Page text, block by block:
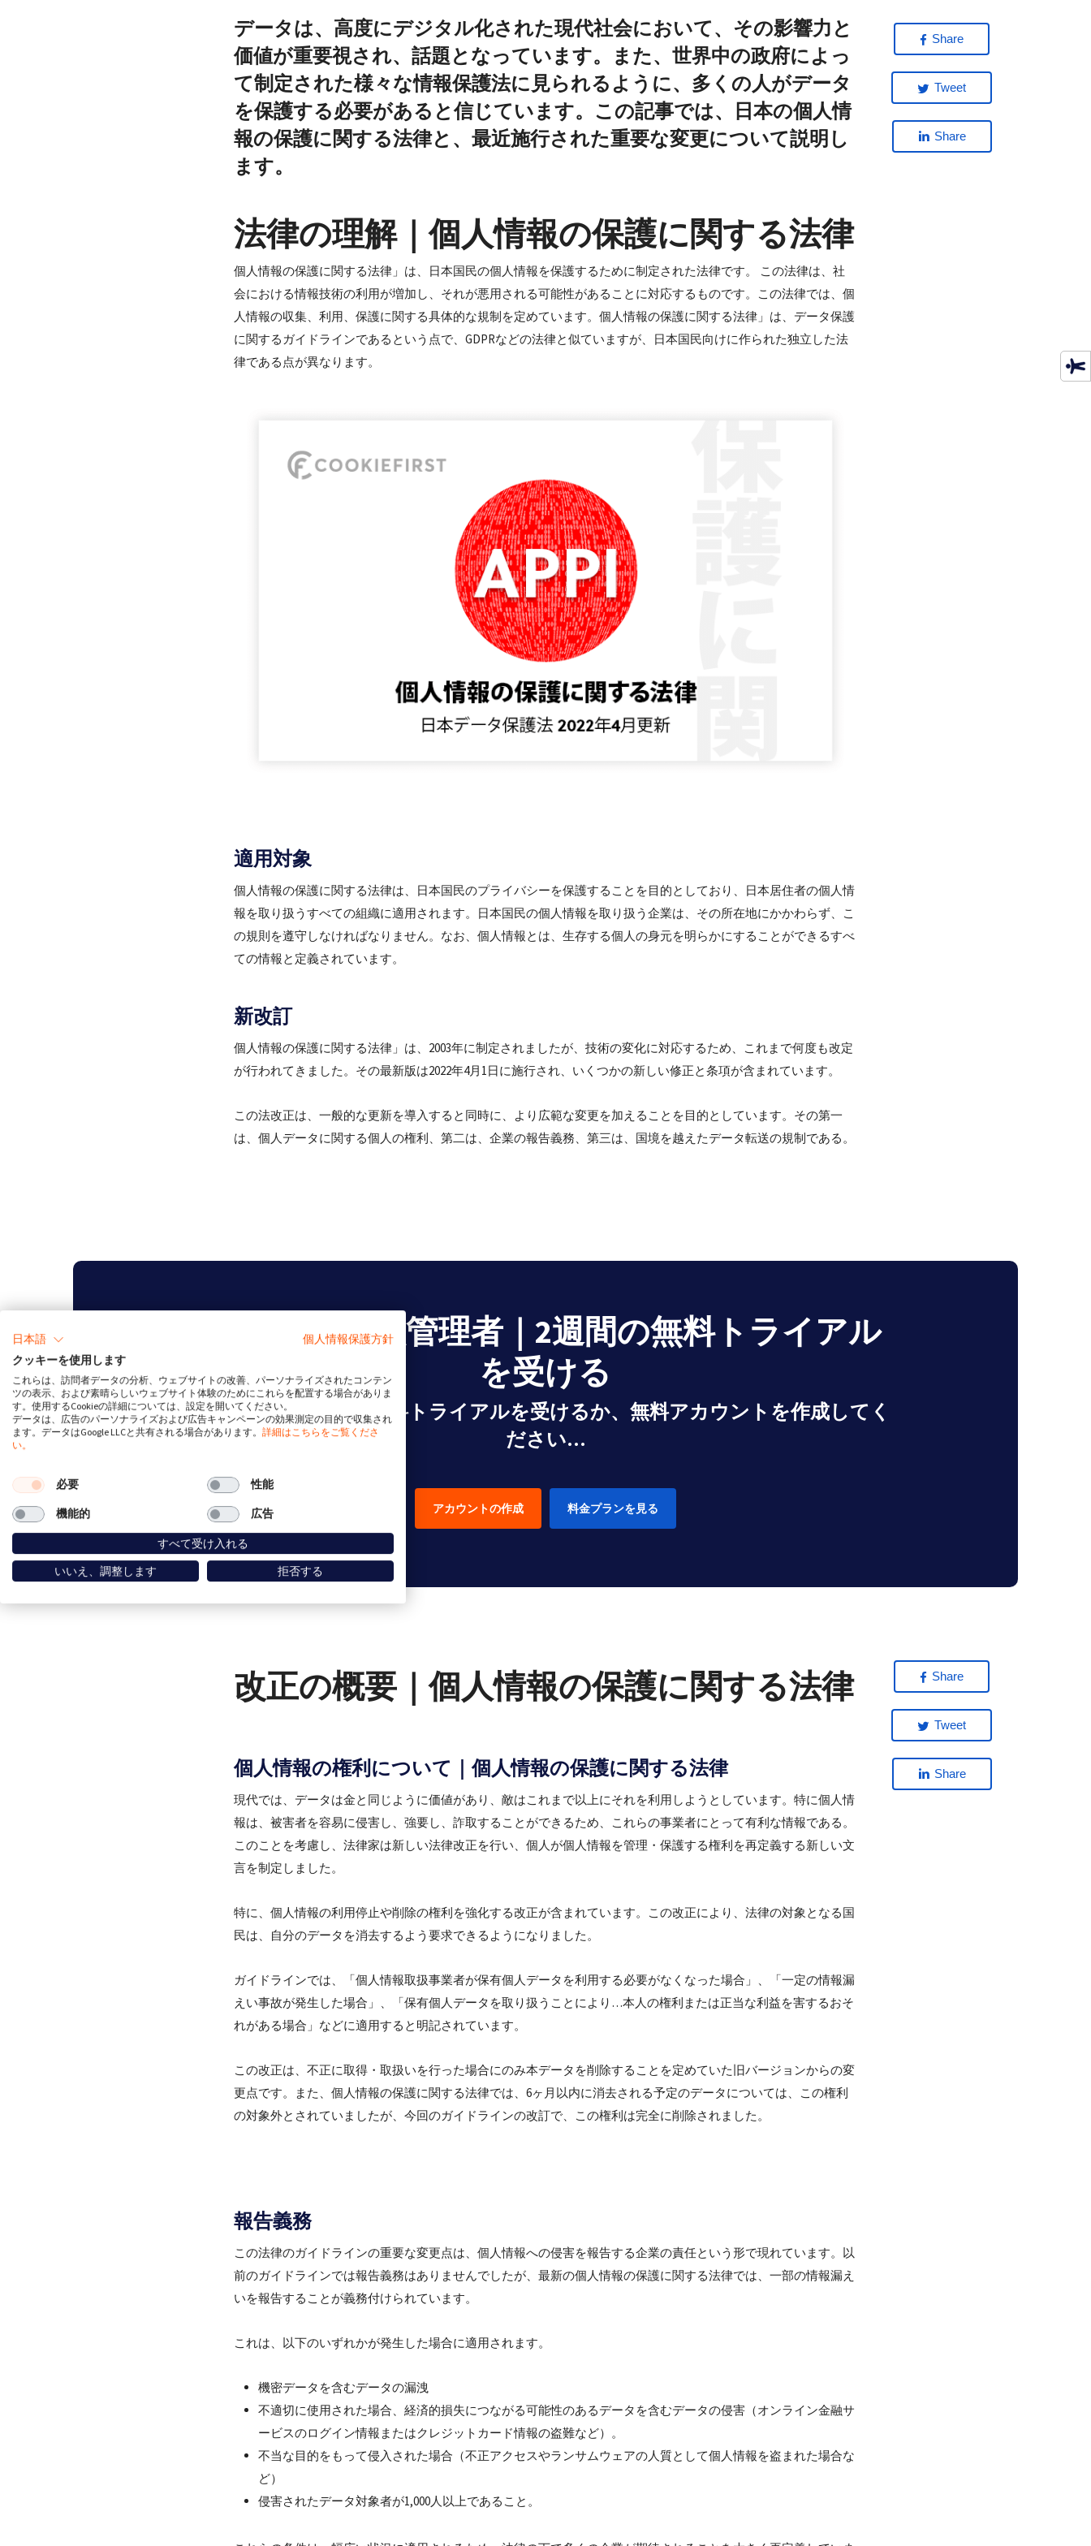
データは、高度にデジタル化された現代社会において、その影響力と
価値が重要視され、話題となっています。また、世界中の政府によっ
て制定された様々な情報保護法に見られるように、多くの人がデータ
を保護する必要があると信じています。この記事では、日本の個人情
報の保護に関する法律と、最近施行された重要な変更について説明し
ます。
法律の理解｜個人情報の保護に関する法律
個人情報の保護に関する法律」は、日本国民の個人情報を保護するために制定された法律です。 この法律は、社
会における情報技術の利用が増加し、それが悪用される可能性があることに対応するものです。この法律では、個
人情報の収集、利用、保護に関する具体的な規制を定めています。個人情報の保護に関する法律」は、データ保護
に関するガイドラインであるという点で、GDPRなどの法律と似ていますが、日本国民向けに作られた独立した法
律である点が異なります。
適用対象
個人情報の保護に関する法律は、日本国民のプライバシーを保護することを目的としており、日本居住者の個人情
報を取り扱うすべての組織に適用されます。日本国民の個人情報を取り扱う企業は、その所在地にかかわらず、こ
の規則を遵守しなければなりません。なお、個人情報とは、生存する個人の身元を明らかにすることができるすべ
ての情報と定義されています。
新改訂
個人情報の保護に関する法律」は、2003年に制定されましたが、技術の変化に対応するため、これまで何度も改定
が行われてきました。その最新版は2022年4月1日に施行され、いくつかの新しい修正と条項が含まれています。
この法改正は、一般的な更新を導入すると同時に、より広範な変更を加えることを目的としています。その第一
は、個人データに関する個人の権利、第二は、企業の報告義務、第三は、国境を越えたデータ転送の規制である。
Share
Tweet
Share
クッキー同意管理者｜2週間の無料トライアル
を受ける
有料プランの2週間無料トライアルを受けるか、無料アカウントを作成してく
ださい…
アカウントの作成 料金プランを見る
改正の概要｜個人情報の保護に関する法律
個人情報の権利について｜個人情報の保護に関する法律
現代では、データは金と同じように価値があり、敵はこれまで以上にそれを利用しようとしています。特に個人情
報は、被害者を容易に侵害し、強要し、詐取することができるため、これらの事業者にとって有利な情報である。
このことを考慮し、法律家は新しい法律改正を行い、個人が個人情報を管理・保護する権利を再定義する新しい文
言を制定しました。
特に、個人情報の利用停止や削除の権利を強化する改正が含まれています。この改正により、法律の対象となる国
民は、自分のデータを消去するよう要求できるようになりました。
ガイドラインでは、「個人情報取扱事業者が保有個人データを利用する必要がなくなった場合」、「一定の情報漏
えい事故が発生した場合」、「保有個人データを取り扱うことにより…本人の権利または正当な利益を害するおそ
れがある場合」などに適用すると明記されています。
この改正は、不正に取得・取扱いを行った場合にのみ本データを削除することを定めていた旧バージョンからの変
更点です。また、個人情報の保護に関する法律では、6ヶ月以内に消去される予定のデータについては、この権利
の対象外とされていましたが、今回のガイドラインの改訂で、この権利は完全に削除されました。
報告義務
この法律のガイドラインの重要な変更点は、個人情報への侵害を報告する企業の責任という形で現れています。以
前のガイドラインでは報告義務はありませんでしたが、最新の個人情報の保護に関する法律では、一部の情報漏え
いを報告することが義務付けられています。
これは、以下のいずれかが発生した場合に適用されます。
機密データを含むデータの漏洩
不適切に使用された場合、経済的損失につながる可能性のあるデータを含むデータの侵害（オンライン金融サ
ービスのログイン情報またはクレジットカード情報の盗難など）。
不当な目的をもって侵入された場合（不正アクセスやランサムウェアの人質として個人情報を盗まれた場合な
ど）
侵害されたデータ対象者が1,000人以上であること。
Share
Tweet
Share
日本語
個人情報保護方針
クッキーを使用します
これらは、訪問者データの分析、ウェブサイトの改善、パーソナライズされたコンテン
ツの表示、および素晴らしいウェブサイト体験のためにこれらを配置する場合がありま
す。使用するCookieの詳細については、設定を開いてください。
データは、広告のパーソナライズおよび広告キャンペーンの効果測定の目的で収集され
ます。データはGoogle LLCと共有される場合があります。 詳細はこちらをご覧くださ
い。
必要
性能
機能的
広告
すべて受け入れる
いいえ、調整します
拒否する